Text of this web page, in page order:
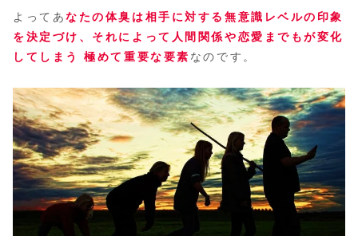
よってあなたの体臭は相手に対する無意識レベルの印象
を決定づけ、それによって人間関係や恋愛までもが変化
してしまう 極めて重要な要素 なのです。